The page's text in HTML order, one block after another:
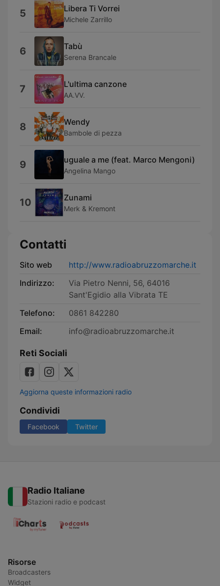
5 Libera Ti Vorrei
Michele Zarrillo
6 Tabù
Serena Brancale
7 L'ultima canzone
AA.VV.
8 Wendy
Bambole di pezza
9 uguale a me (feat. Marco Mengoni)
Angelina Mango
10 Zunami
Merk & Kremont
Contatti
Sito web
http://www.radioabruzzomarche.it
Indirizzo:
Via Pietro Nenni, 56, 64016
Sant'Egidio alla Vibrata TE
Telefono:
0861 842280
Email:
info@radioabruzzomarche.it
Reti Sociali
Aggiorna queste informazioni radio
Condividi
Facebook Twitter
Radio Italiane
Stazioni radio e podcast
Risorse
Broadcasters
Widget